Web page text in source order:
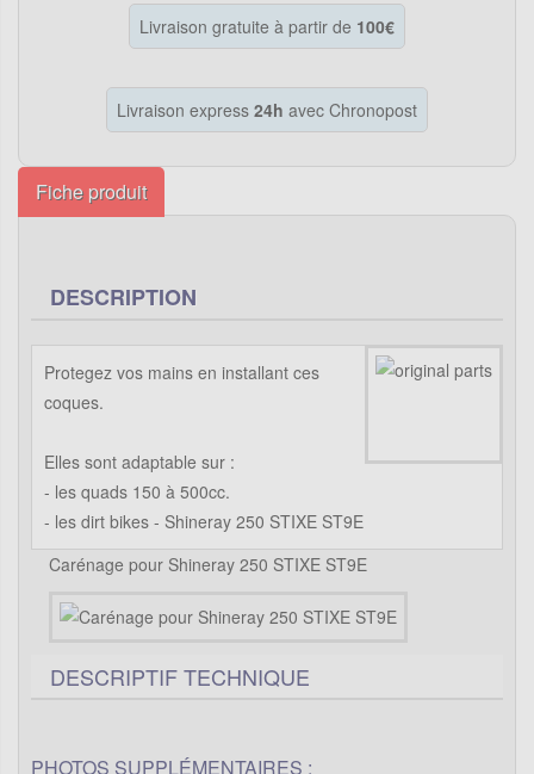
Livraison gratuite à partir de 100€
Livraison express 24h avec Chronopost
Fiche produit
DESCRIPTION
Protegez vos mains en installant ces
coques.
Elles sont adaptable sur :
- les quads 150 à 500cc.
- les dirt bikes - Shineray 250 STIXE ST9E
Carénage pour Shineray 250 STIXE ST9E
DESCRIPTIF TECHNIQUE
PHOTOS SUPPLÉMENTAIRES :